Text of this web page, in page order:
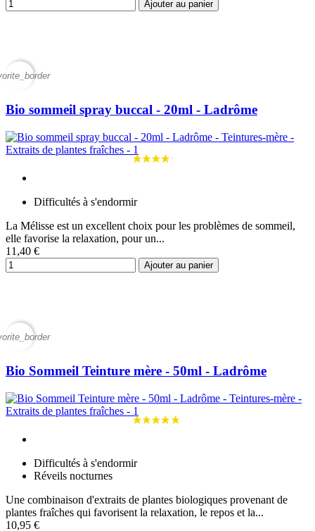
Ajouter au panier
Bio sommeil spray buccal - 20ml - Ladrôme
Difficultés à s'endormir
La Mélisse est un excellent choix pour les problèmes de sommeil,
elle favorise la relaxation, pour un...
11,40 €
Ajouter au panier
Bio Sommeil Teinture mère - 50ml - Ladrôme
Difficultés à s'endormir
Réveils nocturnes
Une combinaison d'extraits de plantes biologiques provenant de
plantes fraîches qui favorisent la relaxation, le repos et la...
10,95 €